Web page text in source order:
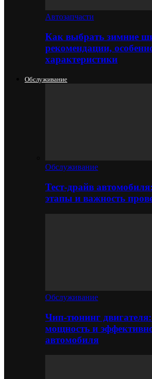
Автозапчасти
Как выбрать зимние
рекомендации,
характеристики
Обслуживание
Обслуживание
Тест-драйв
этапы и важность
Обслуживание
Чип-тюнинг
мощность и
автомобиля